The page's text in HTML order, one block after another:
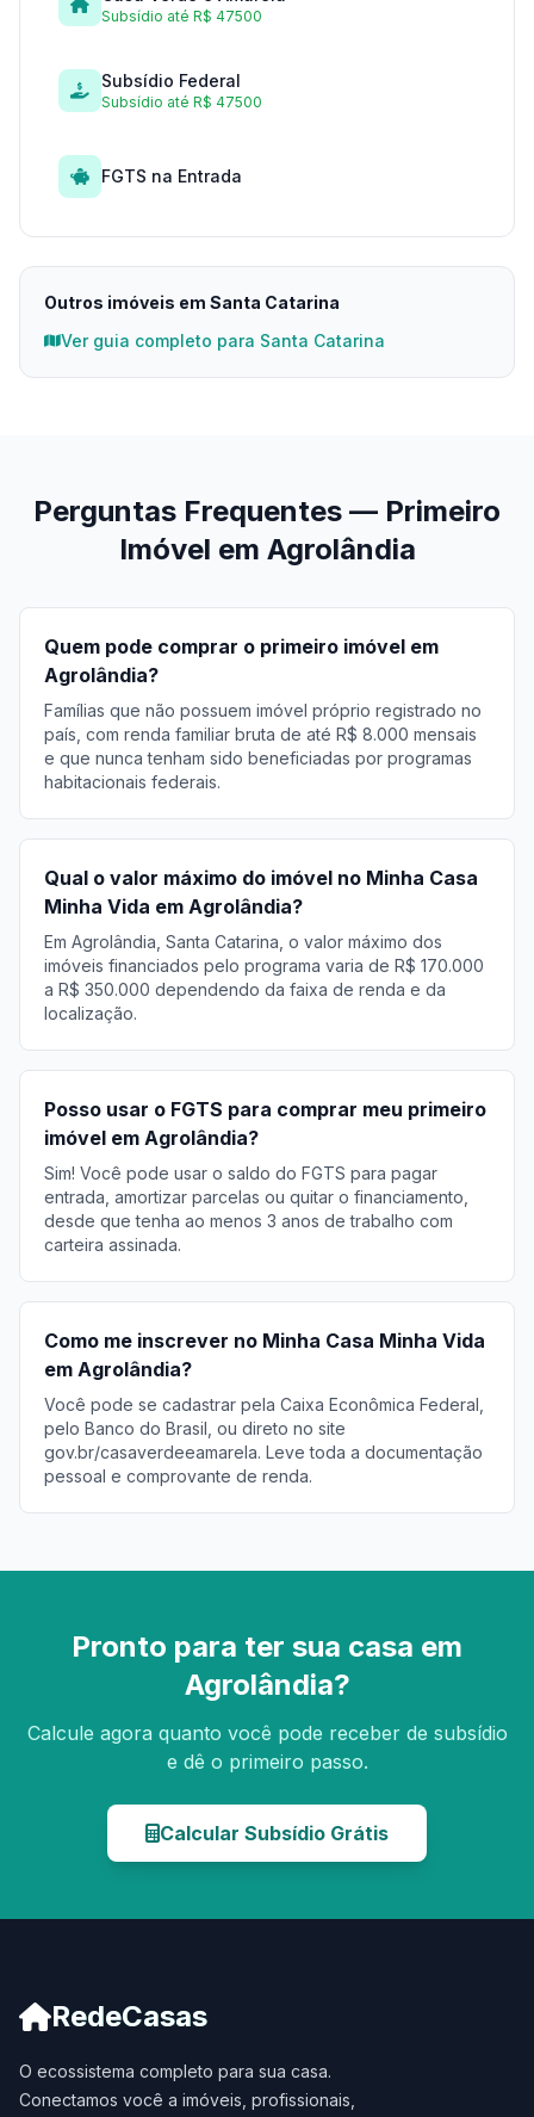
Subsídio até R$ 47500
Subsídio Federal
Subsídio até R$ 47500
FGTS na Entrada
Outros imóveis em Santa Catarina
Ver guia completo para Santa Catarina
Perguntas Frequentes — Primeiro
Imóvel em Agrolândia
Quem pode comprar o primeiro imóvel em
Agrolândia?
Famílias que não possuem imóvel próprio registrado no
país, com renda familiar bruta de até R$ 8.000 mensais
e que nunca tenham sido beneficiadas por programas
habitacionais federais.
Qual o valor máximo do imóvel no Minha Casa
Minha Vida em Agrolândia?
Em Agrolândia, Santa Catarina, o valor máximo dos
imóveis financiados pelo programa varia de R$ 170.000
a R$ 350.000 dependendo da faixa de renda e da
localização.
Posso usar o FGTS para comprar meu primeiro
imóvel em Agrolândia?
Sim! Você pode usar o saldo do FGTS para pagar
entrada, amortizar parcelas ou quitar o financiamento,
desde que tenha ao menos 3 anos de trabalho com
carteira assinada.
Como me inscrever no Minha Casa Minha Vida
em Agrolândia?
Você pode se cadastrar pela Caixa Econômica Federal,
pelo Banco do Brasil, ou direto no site
gov.br/casaverdeeamarela. Leve toda a documentação
pessoal e comprovante de renda.
Pronto para ter sua casa em
Agrolândia?
Calcule agora quanto você pode receber de subsídio
e dê o primeiro passo.
Calcular Subsídio Grátis
RedeCasas
O ecossistema completo para sua casa.
Conectamos você a imóveis, profissionais,